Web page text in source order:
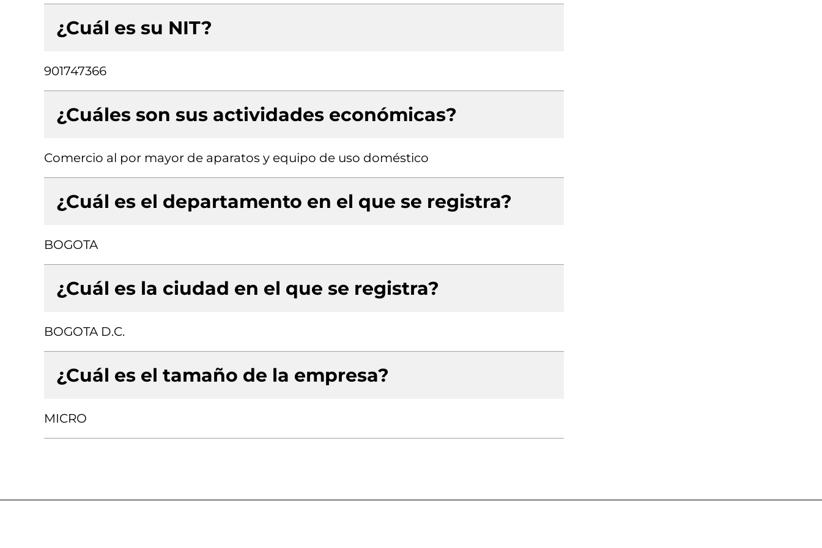
¿Cuál es su NIT?
901747366
¿Cuáles son sus actividades económicas?
Comercio al por mayor de aparatos y equipo de uso doméstico
¿Cuál es el departamento en el que se registra?
BOGOTA
¿Cuál es la ciudad en el que se registra?
BOGOTA D.C.
¿Cuál es el tamaño de la empresa?
MICRO